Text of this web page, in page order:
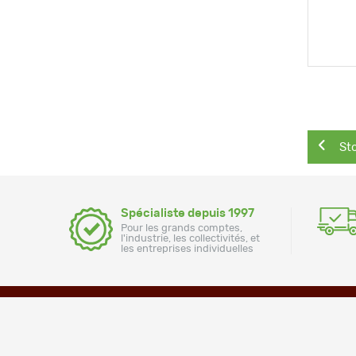
Spécialiste depuis 1997
Pour les grands comptes,
l'industrie, les collectivités, et
les entreprises individuelles